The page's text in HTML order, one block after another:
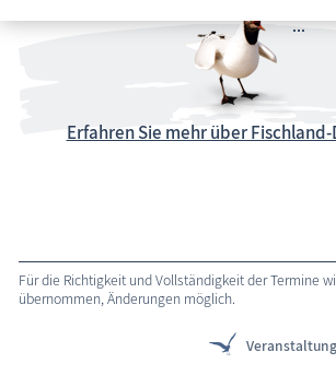
Erfahren Sie mehr über
Für die Richtigkeit und Vollständigkeit der Termine
übernommen, Änderungen möglich.